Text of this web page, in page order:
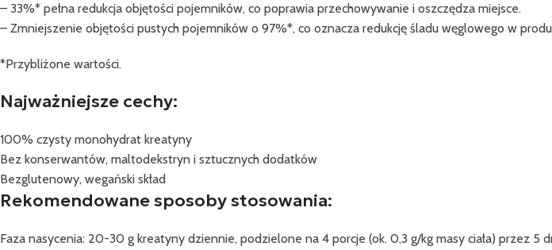
– 33%* pełna redukcja objętości pojemników, co poprawia przechowywanie i oszczędza miejsce.
– Zmniejszenie objętości pustych pojemników o 97%*, co oznacza redukcję śladu węglowego w
*Przybliżone wartości.
Najważniejsze cechy:
100% czysty monohydrat kreatyny
Bez konserwantów, maltodekstryn i sztucznych dodatków
Bezglutenowy, wegański skład
Rekomendowane sposoby stosowania:
Faza nasycenia: 20-30 g kreatyny dziennie, podzielone na 4 porcje (ok. 0,3 g/kg masy ciała) przez 5